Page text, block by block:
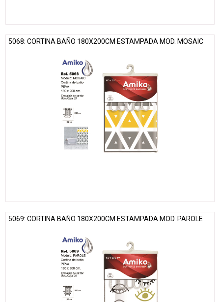
5068: CORTINA BAÑO 180X200CM ESTAMPADA MOD. MOSAIC
5069: CORTINA BAÑO 180X200CM ESTAMPADA MOD. PAROLE